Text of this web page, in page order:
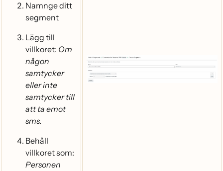
Namnge ditt
segment
Lägg till
villkoret: Om
någon
samtycker
eller inte
samtycker till
att ta emot
sms.
Behåll
villkoret som:
Personen